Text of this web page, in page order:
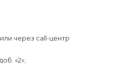
через call-центр
«2»;